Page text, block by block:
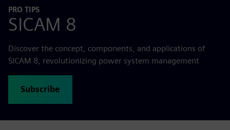
PRO TIPS
SICAM 8
Discover the concept, components, and applications of
SICAM 8, revolutionizing power system management
Subscribe